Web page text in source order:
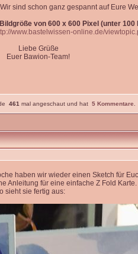
sind schon ganz gespannt auf Eure
von 600 x 600 Pixel (unter 100
www.bastelwissen-online.de/
Liebe Grüße
Euer Bawion-Team!
461 mal angeschaut und hat 5 Kommentare
haben wir wieder einen Sketch für
Anleitung für eine einfache Z Fold Karte.
sieht sie fertig aus: